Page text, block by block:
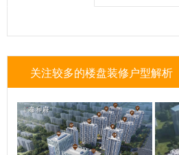
关注较多的楼盘装修户型解析
OSS